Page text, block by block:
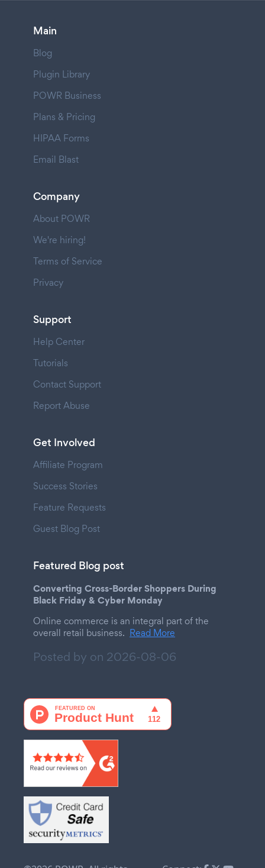
Main
Blog
Plugin Library
POWR Business
Plans & Pricing
HIPAA Forms
Email Blast
Company
About POWR
We're hiring!
Terms of Service
Privacy
Support
Help Center
Tutorials
Contact Support
Report Abuse
Get Involved
Affiliate Program
Success Stories
Feature Requests
Guest Blog Post
Featured Blog post
Converting Cross-Border Shoppers During
Black Friday & Cyber Monday
Online commerce is an integral part of the
overall retail business. Read More
Posted by on 2026-08-06